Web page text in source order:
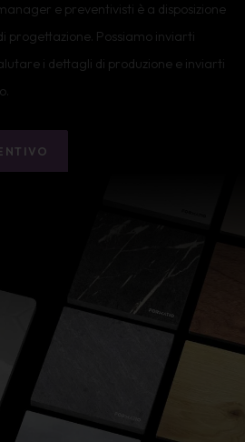
e preventivisti è a disposizione
progettazione. Possiamo inviarti
i dettagli di produzione e inviarti